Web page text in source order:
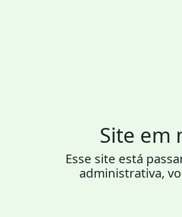
Site em
Esse site está
administrativa,